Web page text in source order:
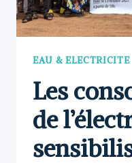
EAU & ELECTRICITE
Les
de